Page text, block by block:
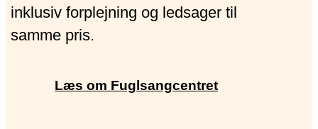
inklusiv forplejning og ledsager til
samme pris.
Læs om Fuglsangcentret